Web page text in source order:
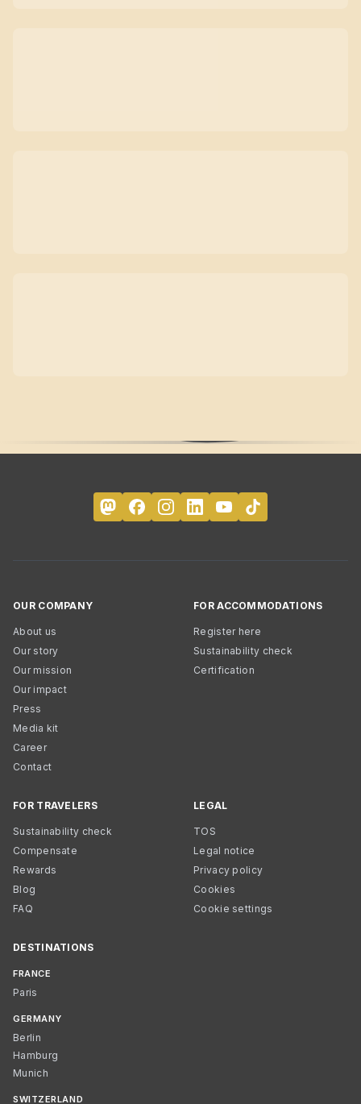
OUR COMPANY
About us
Our story
Our mission
Our impact
Press
Media kit
Career
Contact
FOR ACCOMMODATIONS
Register here
Sustainability check
Certification
FOR TRAVELERS
Sustainability check
Compensate
Rewards
Blog
FAQ
LEGAL
TOS
Legal notice
Privacy policy
Cookies
Cookie settings
DESTINATIONS
FRANCE
Paris
GERMANY
Berlin
Hamburg
Munich
SWITZERLAND